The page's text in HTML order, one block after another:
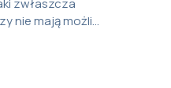
zwłaszcza
nie mają możli...